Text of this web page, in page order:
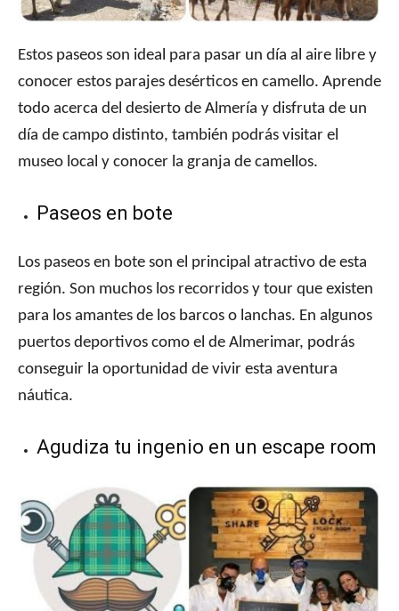
Estos paseos son ideal para pasar un día al aire libre y
conocer estos parajes desérticos en camello. Aprende
todo acerca del desierto de Almería y disfruta de un
día de campo distinto, también podrás visitar el
museo local y conocer la granja de camellos.
Paseos en bote
Los paseos en bote son el principal atractivo de esta
región. Son muchos los recorridos y tour que existen
para los amantes de los barcos o lanchas. En algunos
puertos deportivos como el de Almerimar, podrás
conseguir la oportunidad de vivir esta aventura
náutica.
Agudiza tu ingenio en un escape room